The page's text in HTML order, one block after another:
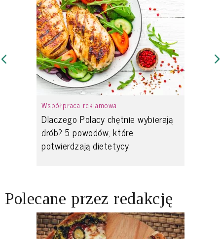
Współpraca reklamowa
Dlaczego Polacy chętnie wybierają
drób? 5 powodów, które
potwierdzają dietetycy
Polecane przez redakcję